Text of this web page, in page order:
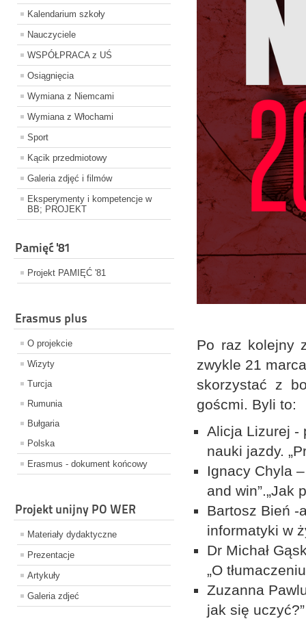
Kalendarium szkoły
Nauczyciele
WSPÓŁPRACA z UŚ
Osiągnięcia
Wymiana z Niemcami
Wymiana z Włochami
Sport
Kącik przedmiotowy
Galeria zdjęć i filmów
Eksperymenty i kompetencje w
BB; PROJEKT
Pamięć '81
Projekt PAMIĘĆ '81
Erasmus plus
O projekcie
Wizyty
Turcja
Rumunia
Bułgaria
Polska
Erasmus - dokument końcowy
Projekt unijny PO WER
Materiały dydaktyczne
Prezentacje
Artykuły
Galeria zdjeć
Po raz kolejny
zwykle 21
skorzystać z
goścmi. Byli to:
Alicja Lizurej -
nauki jazdy.
Ignacy Chyla
and win”.„Jak
Bartosz Bień -
informatyki w
Dr Michał
„O
Zuzanna
jak się uczyć?”